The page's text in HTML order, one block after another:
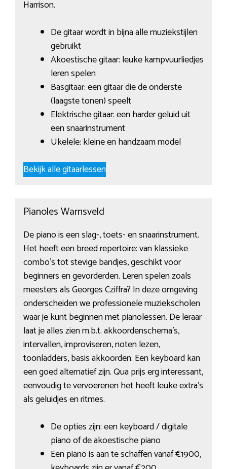
Harrison.
De gitaar wordt in bijna alle muziekstijlen
gebruikt
Akoestische gitaar: leuke kampvuurliedjes
leren spelen
Basgitaar: een gitaar die de onderste
(laagste tonen) speelt
Elektrische gitaar: een harder geluid uit
een snaarinstrument
Ukelele: kleine en handzaam model
Bekijk alle gitaarlessen
Pianoles Warnsveld
De piano is een slag-, toets- en snaarinstrument.
Het heeft een breed repertoire: van klassieke
combo’s tot stevige bandjes, geschikt voor
beginners en gevorderden. Leren spelen zoals
meesters als Georges Cziffra? In deze omgeving
onderscheiden we professionele muziekscholen
waar je kunt beginnen met pianolessen. De leraar
laat je alles zien m.b.t. akkoordenschema’s,
intervallen, improviseren, noten lezen,
toonladders, basis akkoorden. Een keyboard kan
een goed alternatief zijn. Qua prijs erg interessant,
eenvoudig te vervoerenen het heeft leuke extra’s
als geluidjes en ritmes.
De opties zijn: een keyboard / digitale
piano of de akoestische piano
Een piano is aan te schaffen vanaf €1900,